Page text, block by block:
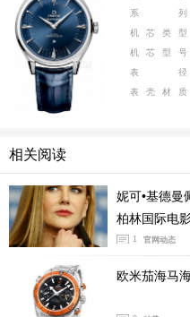
的“风筝时标”和两根指针
切面设计以及“派盘”斜面
星座系列早期表款的设计
铂金款上的玑镂纹是由手
技艺。表盘12点钟位置欧
当光线进入后，盘面会产
系 列
机 芯 类 型
机 芯 型 号
表 径
表 壳 材 质
相关阅读
妮可•基德曼
柏林国际电
1 官网动态
欧米茄海马